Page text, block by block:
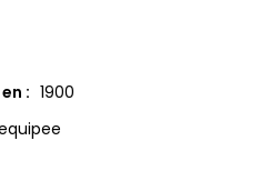
: 1900